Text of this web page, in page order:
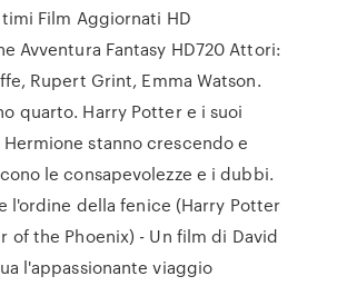
Film Aggiornati HD
Avventura Fantasy HD720 Attori:
Rupert Grint, Emma Watson.
quarto. Harry Potter e i suoi
stanno crescendo e
le consapevolezze e i dubbi.
l'ordine della fenice (Harry Potter
of the Phoenix) - Un film di David
l'appassionante viaggio